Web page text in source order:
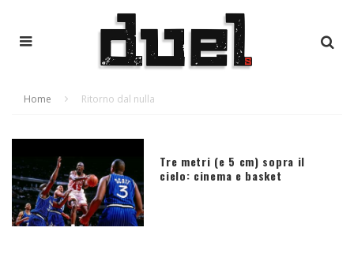
Home Ritorno dal nulla
Tre metri (e 5 cm) sopra il
cielo: cinema e basket